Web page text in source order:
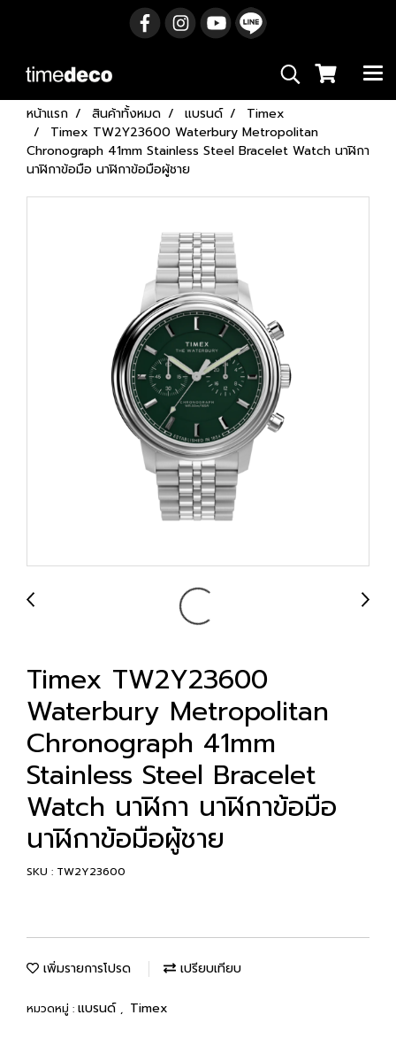
หน้าแรก สินค้าทั้งหมด แบรนด์
Timex
Timex TW2Y23600 Waterbury Metropolitan
Chronograph 41mm Stainless Steel Bracelet Watch นาฬิกา
นาฬิกาข้อมือ นาฬิกาข้อมือผู้ชาย
Timex TW2Y23600
Waterbury Metropolitan
Chronograph 41mm
Stainless Steel Bracelet
Watch นาฬิกา นาฬิกาข้อมือ
นาฬิกาข้อมือผู้ชาย
SKU : TW2Y23600
เพิ่มรายการโปรด เปรียบเทียบ
หมวดหมู่ : แบรนด์ , Timex